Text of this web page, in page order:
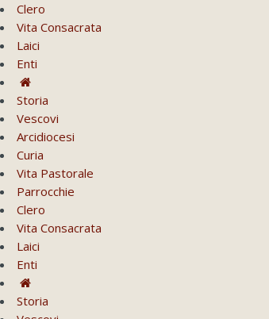
Clero
Vita Consacrata
Laici
Enti
Storia
Vescovi
Arcidiocesi
Curia
Vita Pastorale
Parrocchie
Clero
Vita Consacrata
Laici
Enti
Storia